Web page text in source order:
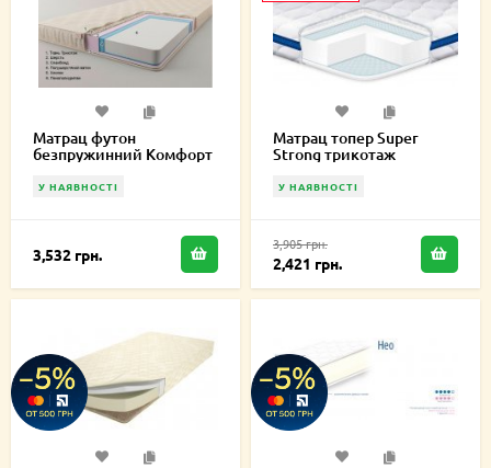
Матрац футон
безпружинний Комфорт
У НАЯВНОСТІ
3,532 грн.
Матрац топер Super
Strong трикотаж
У НАЯВНОСТІ
3,905 грн.
2,421 грн.